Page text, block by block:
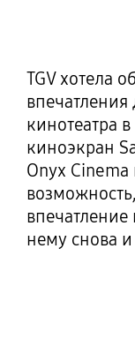
TGV хотела
впечатления
кинотеатра
киноэкран
Onyx Cinema
нему снова и